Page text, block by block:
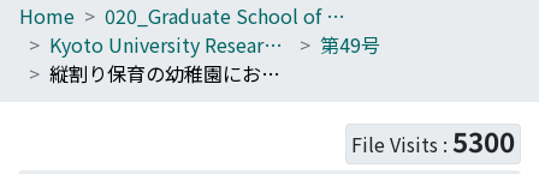
Home
Communities
Home
020_Graduate School of Education
Kyoto University Research Studies in Education
第49号
縦割り保育の幼稚園における「心の理論」および関連する能力の縦断的研究
File Visits : 5300